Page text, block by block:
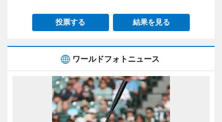
投票する 結果を見る
ワールドフォトニュース